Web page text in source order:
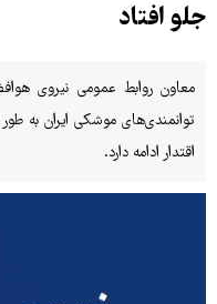
جلو افتاد
توانمندی‌های موشکی ایران به
اقتدار ادامه دارد.